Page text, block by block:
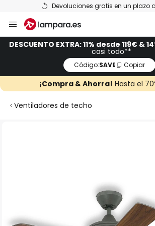
Devoluciones gratis en un plazo
al
contenido
DESCUENTO EXTRA: 11% desde 119€ &
casi todo**
Código:SAVE Copiar
¡Compra & Ahorra! Hasta el
Ventiladores de techo
imágenes